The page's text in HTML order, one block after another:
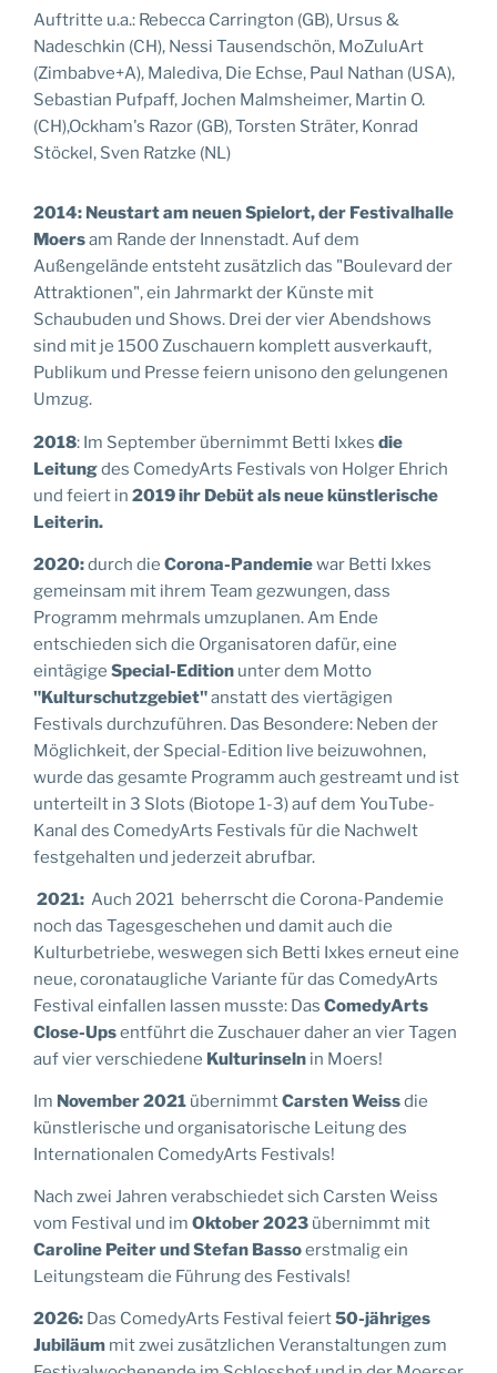
Auftritte u.a.: Rebecca Carrington (GB), Ursus &
Nadeschkin (CH), Nessi Tausendschön, MoZuluArt
(Zimbabve+A), Malediva, Die Echse, Paul Nathan (USA),
Sebastian Pufpaff, Jochen Malmsheimer, Martin O.
(CH),Ockham's Razor (GB), Torsten Sträter, Konrad
Stöckel, Sven Ratzke (NL)
2014: Neustart am neuen Spielort, der Festivalhalle
Moersam Rande der Innenstadt. Auf dem
Außengelände entsteht zusätzlich das "Boulevard der
Attraktionen", ein Jahrmarkt der Künste mit
Schaubuden und Shows. Drei der vier Abendshows
sind mit je 1500 Zuschauern komplett ausverkauft,
Publikum und Presse feiern unisono den gelungenen
Umzug.
2018: Im September übernimmt Betti Ixkes die
Leitungdes ComedyArts Festivals von Holger Ehrich
und feiert in 2019 ihr Debüt als neue künstlerische
Leiterin.
2020:durch die Corona-Pandemiewar Betti Ixkes
gemeinsam mit ihrem Team gezwungen, dass
Programm mehrmals umzuplanen. Am Ende
entschieden sich die Organisatoren dafür, eine
eintägige Special-Edition unter dem Motto
"Kulturschutzgebiet"anstatt des viertägigen
Festivals durchzuführen. Das Besondere: Neben der
Möglichkeit, der Special-Edition live beizuwohnen,
wurde das gesamte Programm auch gestreamt und ist
unterteilt in 3 Slots (Biotope 1-3) auf dem YouTube-
Kanal des ComedyArts Festivals für die Nachwelt
festgehalten und jederzeit abrufbar.
2021: Auch 2021 beherrscht die Corona-Pandemie
noch das Tagesgeschehen und damit auch die
Kulturbetriebe, weswegen sich Betti Ixkes erneut eine
neue, coronataugliche Variante für das ComedyArts
Festival einfallen lassen musste: Das ComedyArts
Close-Upsentführt die Zuschauer daher an vier Tagen
auf vier verschiedene Kulturinseln in Moers!
Im November 2021 übernimmtCarsten Weissdie
künstlerische und organisatorische Leitung des
Internationalen ComedyArts Festivals!
Nach zwei Jahren verabschiedet sich Carsten Weiss
vom Festival und im Oktober 2023 übernimmt mit
Caroline Peiter und Stefan Bassoerstmalig ein
Leitungsteam die Führung des Festivals!
2026: Das ComedyArts Festival feiert50-jähriges
Jubiläum mit zwei zusätzlichen Veranstaltungen zum